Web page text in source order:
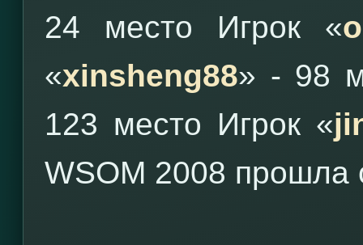
24 место Игрок «
«xinsheng88» - 98
123 место Игрок «
WSOM 2008 прошла